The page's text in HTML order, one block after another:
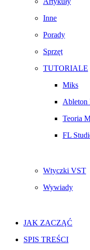
Inne
Porady
Sprzęt
TUTORIALE
Miks
Ableton
Teoria
FL
Wtyczki VST
Wywiady
JAK ZACZĄĆ
SPIS TREŚCI